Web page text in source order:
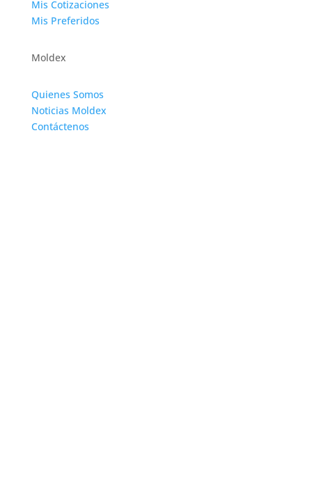
Mis Cotizaciones
Mis Preferidos
Moldex
Quienes Somos
Noticias Moldex
Contáctenos